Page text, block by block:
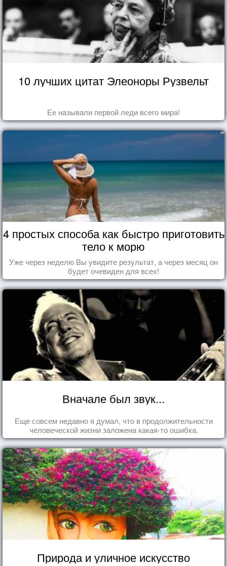
10 лучших цитат Элеоноры Рузвельт
Ее называли первой леди всего мира!
4 простых способа как быстро приготовить
тело к морю
Уже через неделю Вы увидите результат, а через месяц он
будет очевиден для всех!
Вначале был звук...
Еще совсем недавно я думал, что в продолжительности
человеческой жизни заложена какая-то ошибка.
Природа и уличное искусство